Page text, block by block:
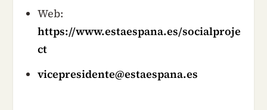
Web:
https://www.estaespana.es/socialproje
ct
vicepresidente@estaespana.es